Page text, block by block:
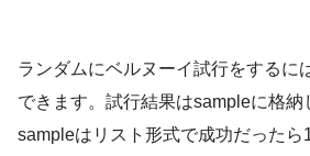
ランダムにベルヌーイ試行をするに
できます。試行結果はsampleに格納
sampleはリスト形式で成功だった